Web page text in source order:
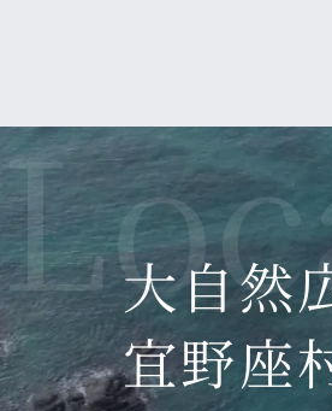
平素よりリブマックス
下記の期間にてプール
2025年7月10日（木）
2025年7月11日（金）12
期間中ご利用のお客様
※設備に不具合等があ
ご迷惑をおかけいたし
2025.06.10
大自然
宜野座